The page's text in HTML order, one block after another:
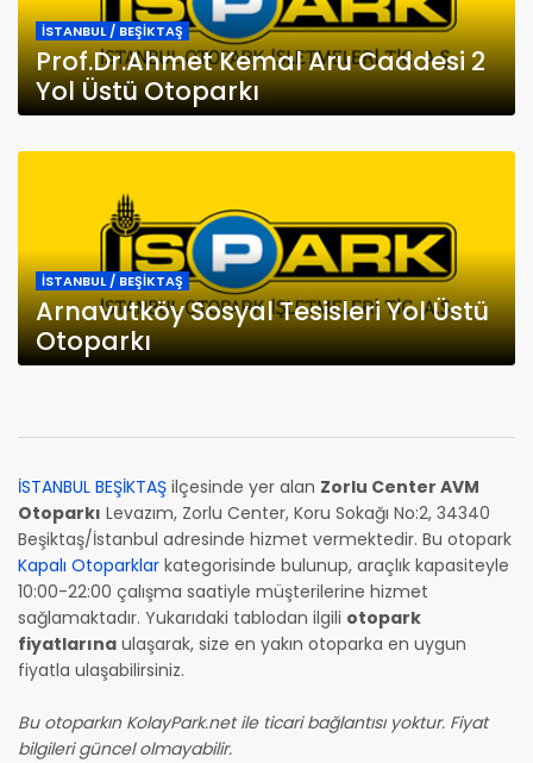
İSTANBUL / BEŞİKTAŞ
Prof.Dr.Ahmet Kemal Aru Caddesi 2
Yol Üstü Otoparkı
İSTANBUL / BEŞİKTAŞ
Arnavutköy Sosyal Tesisleri Yol Üstü
Otoparkı
İSTANBUL BEŞİKTAŞ ilçesinde yer alan Zorlu Center AVM
Otoparkı Levazım, Zorlu Center, Koru Sokağı No:2, 34340
Beşiktaş/İstanbul adresinde hizmet vermektedir. Bu otopark
Kapalı Otoparklar kategorisinde bulunup, araçlık kapasiteyle
10:00-22:00 çalışma saatiyle müşterilerine hizmet
sağlamaktadır. Yukarıdaki tablodan ilgili otopark
fiyatlarına ulaşarak, size en yakın otoparka en uygun
fiyatla ulaşabilirsiniz.
Bu otoparkın KolayPark.net ile ticari bağlantısı yoktur. Fiyat
bilgileri güncel olmayabilir.